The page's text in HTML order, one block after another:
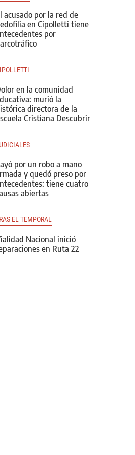
acusado por la red de
en Cipolletti tiene
por
en la comunidad
murió la
directora de la
Cristiana Descubrir
por un robo a mano
y quedó preso por
tiene cuatro
abiertas
EL TEMPORAL
Nacional inició
en Ruta 22